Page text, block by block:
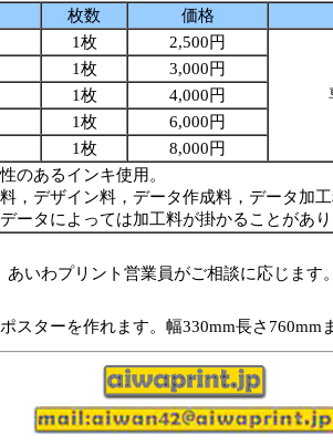
枚数 価格
1枚 2,500円
1枚
3,000円
1枚
4,000円
1枚
6,000円
1枚
8,000円
のあるインキ使用。
料，デザイン料，データ作成料，データ加
ータによっては加工料が掛かることがあり
いわプリント営業員がご相談に応じます。
スターを作れます。幅330mm長さ